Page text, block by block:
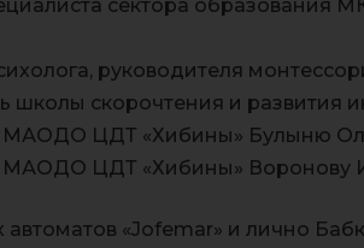
сектора образования
руководителя
школы скорочтения и развития
ЦДТ «Хибины» Булыню
ЦДТ «Хибины» Воронову
автоматов «Jofemar» и лично